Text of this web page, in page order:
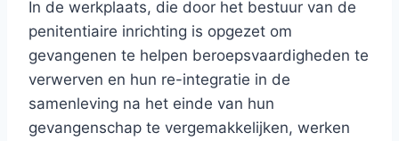
In de werkplaats, die door het bestuur van de
penitentiaire inrichting is opgezet om
gevangenen te helpen beroepsvaardigheden te
verwerven en hun re-integratie in de
samenleving na het einde van hun
gevangenschap te vergemakkelijken, werken